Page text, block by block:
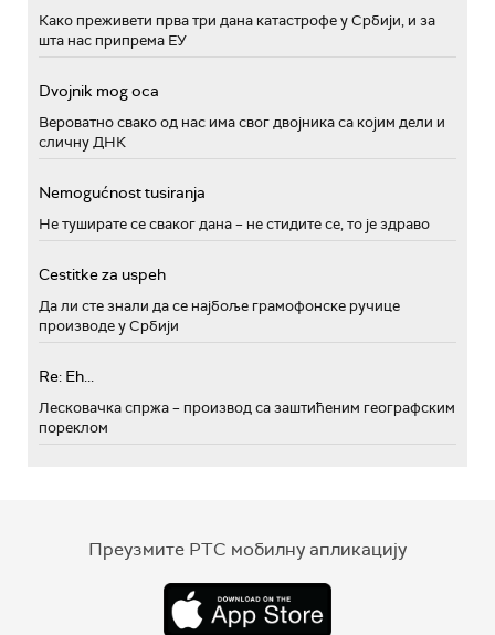
Како преживети прва три дана катастрофе у Србији, и за
шта нас припрема ЕУ
Dvojnik mog oca
Вероватно свако од нас има свог двојника са којим дели и
сличну ДНК
Nemogućnost tusiranja
Не туширате се сваког дана – не стидите се, то је здраво
Cestitke za uspeh
Да ли сте знали да се најбоље грамофонске ручице
производе у Србији
Re: Eh...
Лесковачка спржа – производ са заштићеним географским
пореклом
Преузмите РТС мобилну апликацију